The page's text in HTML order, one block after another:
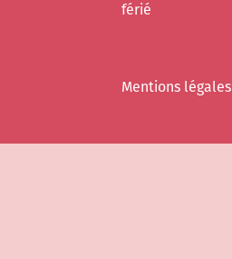
férié
Mentions légales